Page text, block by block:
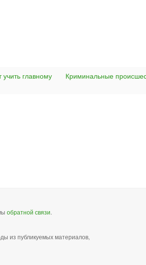
главному
Криминальные
обратной связи.
из публикуемых материалов,